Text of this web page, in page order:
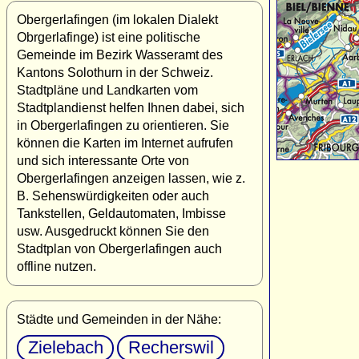
Obergerlafingen (im lokalen Dialekt
Obrgerlafinge) ist eine politische
Gemeinde im Bezirk Wasseramt des
Kantons Solothurn in der Schweiz.
Stadtpläne und Landkarten vom
Stadtplandienst helfen Ihnen dabei, sich
in Obergerlafingen zu orientieren. Sie
können die Karten im Internet aufrufen
und sich interessante Orte von
Obergerlafingen anzeigen lassen, wie z.
B. Sehenswürdigkeiten oder auch
Tankstellen, Geldautomaten, Imbisse
usw. Ausgedruckt können Sie den
Stadtplan von Obergerlafingen auch
offline nutzen.
Städte und Gemeinden in der Nähe:
Zielebach Recherswil